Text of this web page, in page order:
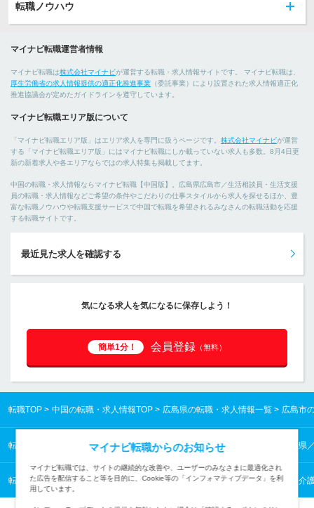
転職ノウハウ
マイナビ転職運営者情報
マイナビ転職は株式会社マイナビが運営する転職・求人情報サイトです。 マイナビ転職は、
厚生労働省の求人情報提供の適正化推進事業 （委託事業）により設置された求人情報適正化
推進協議会が定めたガイドラインを遵守しています。
マイナビ転職エリア版について
「マイナビ転職エリア版」はエリア求人を専門に扱うページです。 株式会社マイナビが運営
する「マイナビ転職エリア版」にはマイナビ転職にしか載っていない求人も多数。8月4日更
新の新着求人や各エリアならではの求人特集も掲載してます。
中国の転職・求人情報ならマイナビ転職【中国版】。広島県広島市／生活相談員・生活支援
員の転職・求人情報などご希望の条件やこだわりの仕事スタイルから求人を探せるほか、豊
富な転職ノウハウや転職支援サービスで中国で転職を希望されるみなさんの転職活動を応援
する転職サイトです。
最近見た求人を確認する
気になる求人を気になるに保存しよう！
簡単1分！ 会員登録 （無料）
転職TOP 中国の転職・求人情報TOP 広島県の転職・求人情報一覧 広島市
転職TOP 中国の転職・求人情報TOP 広島県の転職・求人情報一覧 広島県
転職TOP 医療・福祉から探す 医療・福祉の転職・求人情報一覧 福祉・介
マイナビ転職からのお知らせ
マイナビ転職では、サイトの継続的な改善や、ユーザーのみなさまに最適化され
た広告を配信すること等を目的に、Cookie等の「インフォマティブデータ」を利
用しています。